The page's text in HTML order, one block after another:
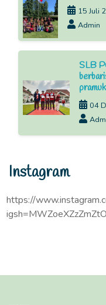
15 Juli
Admin
SLB
04
Instagram
https://